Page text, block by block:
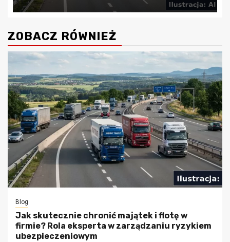
ZOBACZ RÓWNIEŻ
Blog
Jak skutecznie chronić majątek i flotę w
firmie? Rola eksperta w zarządzaniu ryzykiem
ubezpieczeniowym